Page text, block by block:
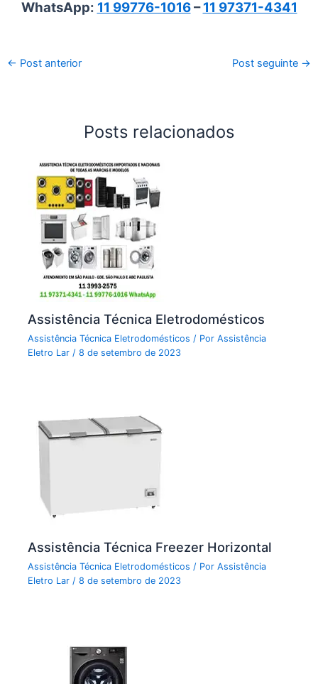
WhatsApp: 11 99776-1016–11 97371-4341
← Post anterior Post seguinte →
Posts relacionados
Assistência Técnica Eletrodomésticos
Assistência Técnica Eletrodomésticos / PorAssistência
Eletro Lar/8 de setembro de 2023
Assistência Técnica Freezer Horizontal
Assistência Técnica Eletrodomésticos / PorAssistência
Eletro Lar/8 de setembro de 2023